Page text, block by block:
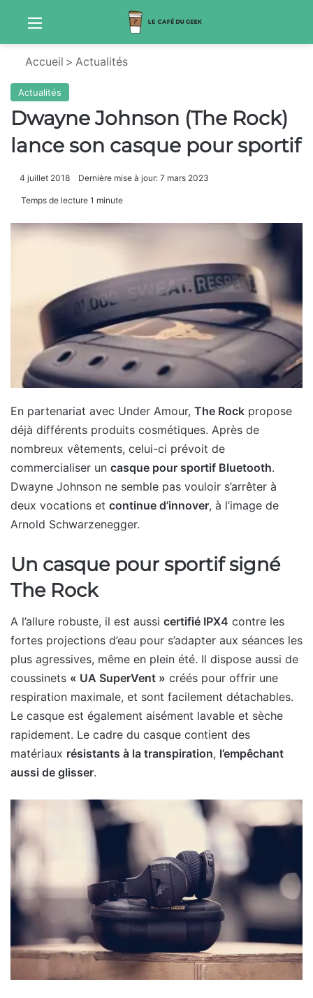
Accueil > Actualités
Actualités
Dwayne Johnson (The Rock)
lance son casque pour sportif
4 juillet 2018 Dernière mise à jour: 7 mars 2023
Temps de lecture 1 minute
En partenariat avec Under Amour, The Rock propose
déjà différents produits cosmétiques. Après de
nombreux vêtements, celui-ci prévoit de
commercialiser un casque pour sportif Bluetooth.
Dwayne Johnson ne semble pas vouloir s’arrêter à
deux vocations et continue d’innover, à l’image de
Arnold Schwarzenegger.
Un casque pour sportif signé
The Rock
A l’allure robuste, il est aussi certifié IPX4 contre les
fortes projections d’eau pour s’adapter aux séances les
plus agressives, même en plein été. Il dispose aussi de
coussinets « UA SuperVent » créés pour offrir une
respiration maximale, et sont facilement détachables.
Le casque est également aisément lavable et sèche
rapidement. Le cadre du casque contient des
matériaux résistants à la transpiration, l’empêchant
aussi de glisser.